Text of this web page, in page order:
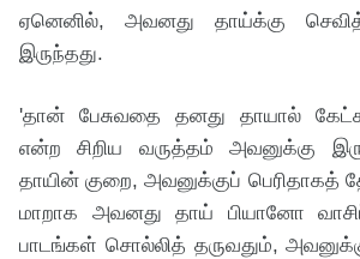
ஏனெனில், அவனது தாய்க்கு
இருந்தது.
'தான் பேசுவதை தனது தாயால் கேட்க
என்ற சிறிய வருத்தம் அவனுக்கு
தாயின் குறை, அவனுக்குப் பெரிதாகத்
மாறாக அவனது தாய் பியானோ
பாடங்கள் சொல்லித் தருவதும்,